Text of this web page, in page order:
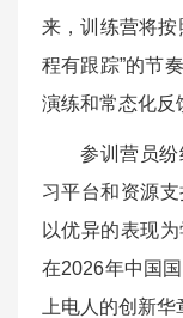
来，训练营将按
程有跟踪”的节
演练和常态化反
参训营员
习平台和资源
以优异的表现
在2026年中国
上电人的创新华